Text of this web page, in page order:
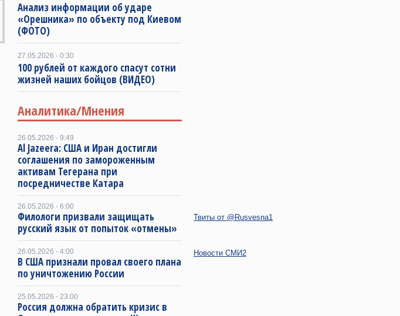
Анализ информации об ударе
«Орешника» по объекту под Киевом
(ФОТО)
27.05.2026 - 0:30
100 рублей от каждого спасут сотни
жизней наших бойцов (ВИДЕО)
Аналитика/Мнения
26.05.2026 - 9:49
Al Jazeera: США и Иран достигли
соглашения по замороженным
активам Тегерана при
посредничестве Катара
26.05.2026 - 6:00
Филологи призвали защищать
русский язык от попыток «отмены»
26.05.2026 - 4:00
В США признали провал своего плана
по уничтожению России
25.05.2026 - 23:00
Россия должна обратить кризис в
Твиты от @Rusvesna1
Новости СМИ2